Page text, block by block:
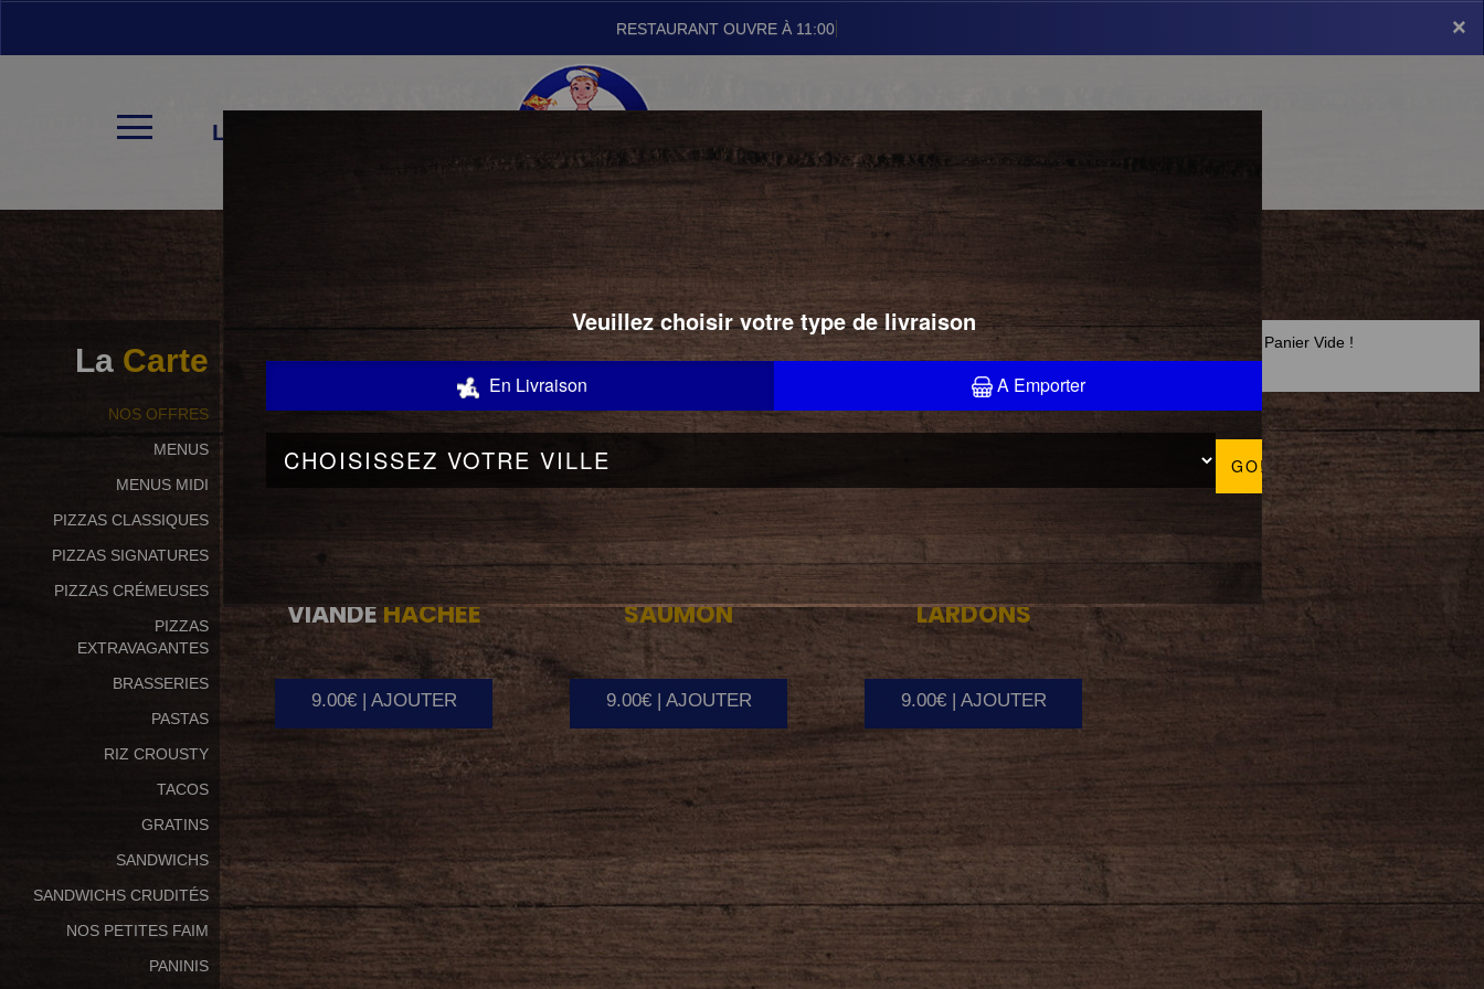
×
RESTAURANT OUVRE À 11:00
LA CARTE
×
La Carte
NOS OFFRES
MENUS
MENUS MIDI
PIZZAS CLASSIQUES
PIZZAS SIGNATURES
PIZZAS CRÉMEUSES
PIZZAS
EXTRAVAGANTES
BRASSERIES
PASTAS
RIZ CROUSTY
TACOS
GRATINS
SANDWICHS
SANDWICHS CRUDITÉS
NOS PETITES FAIM
PANINIS
GRATINS
VIANDEHACHEE
9.00€ | AJOUTER
SAUMON
9.00€ | AJOUTER
LARDONS
9.00€ | AJOUTER
Panier Vide !